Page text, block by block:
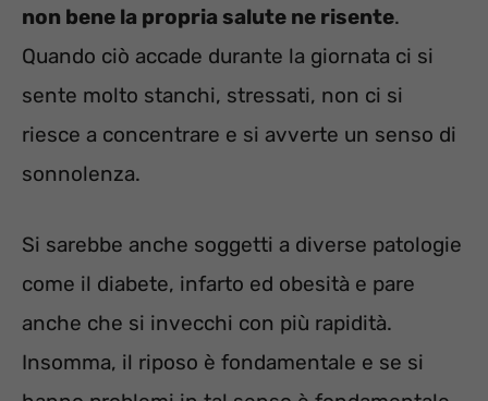
non bene la propria salute ne risente.
Quando ciò accade durante la giornata ci si
sente molto stanchi, stressati, non ci si
riesce a concentrare e si avverte un senso di
sonnolenza.
Si sarebbe anche soggetti a diverse patologie
come il diabete, infarto ed obesità e pare
anche che si invecchi con più rapidità.
Insomma, il riposo è fondamentale e se si